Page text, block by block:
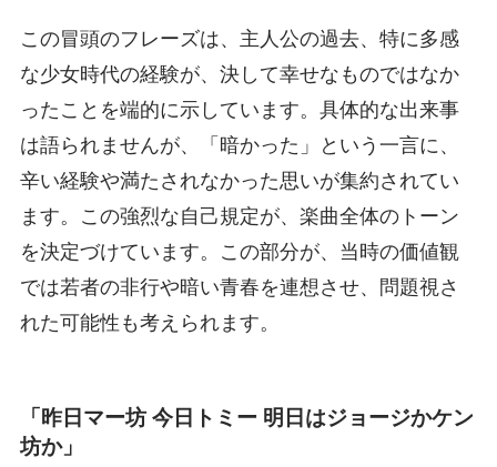
この冒頭のフレーズは、主人公の過去、特に多感
な少女時代の経験が、決して幸せなものではなか
ったことを端的に示しています。具体的な出来事
は語られませんが、「暗かった」という一言に、
辛い経験や満たされなかった思いが集約されてい
ます。この強烈な自己規定が、楽曲全体のトーン
を決定づけています。この部分が、当時の価値観
では若者の非行や暗い青春を連想させ、問題視さ
れた可能性も考えられます。
「昨日マー坊 今日トミー 明日はジョージかケン
坊か」